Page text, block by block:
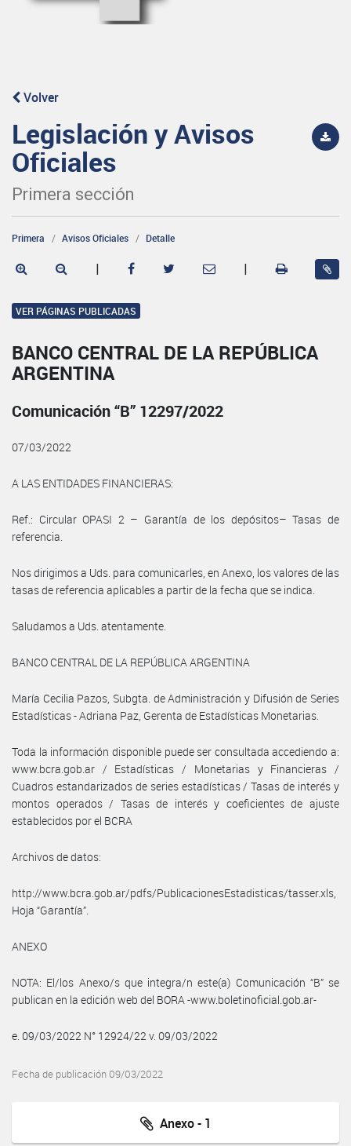
Volver
Legislación y Avisos
Oficiales
Primera sección
Primera Avisos Oficiales Detalle
| |
VER PÁGINAS PUBLICADAS
BANCO CENTRAL DE LA REPÚBLICA
ARGENTINA
Comunicación “B” 12297/2022
07/03/2022
A LAS ENTIDADES FINANCIERAS:
Ref.: Circular OPASI 2 – Garantía de los depósitos– Tasas de
referencia.
Nos dirigimos a Uds. para comunicarles, en Anexo, los valores de las
tasas de referencia aplicables a partir de la fecha que se indica.
Saludamos a Uds. atentamente.
BANCO CENTRAL DE LA REPÚBLICA ARGENTINA
María Cecilia Pazos, Subgta. de Administración y Difusión de Series
Estadísticas - Adriana Paz, Gerenta de Estadísticas Monetarias.
Toda la información disponible puede ser consultada accediendo a:
www.bcra.gob.ar / Estadísticas / Monetarias y Financieras /
Cuadros estandarizados de series estadísticas / Tasas de interés y
montos operados / Tasas de interés y coeficientes de ajuste
establecidos por el BCRA
Archivos de datos:
http://www.bcra.gob.ar/pdfs/PublicacionesEstadisticas/tasser.xls,
Hoja “Garantía”.
ANEXO
NOTA: El/los Anexo/s que integra/n este(a) Comunicación “B” se
publican en la edición web del BORA -www.boletinoficial.gob.ar-
e. 09/03/2022 N° 12924/22 v. 09/03/2022
Fecha de publicación 09/03/2022
Anexo - 1